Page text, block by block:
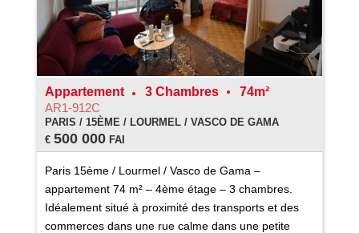
Appartement 3 Chambres
74m²
AR1-912C
PARIS / 15ÈME / LOURMEL / VASCO DE GAMA
€ 500 000FAI
Paris 15ème / Lourmel / Vasco de Gama –
appartement 74 m² – 4ème étage – 3 chambres.
Idéalement situé à proximité des transports et des
commerces dans une rue calme dans une petite